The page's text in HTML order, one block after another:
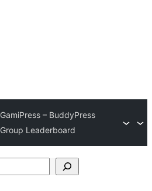
GamiPress – BuddyPress
Group Leaderboard